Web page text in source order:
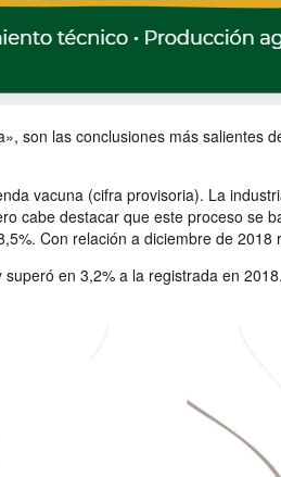
son las conclusiones más
vacuna (cifra provisoria). La
cabe destacar que este proceso
Con relación a diciembre de
en 3,2% a la registrada en